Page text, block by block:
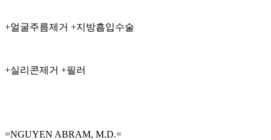
+얼굴주름제거 +지방흡입수술
+실리콘제거 +필러
=NGUYEN ABRAM, M.D.=